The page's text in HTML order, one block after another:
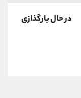
در حال بارگذازی